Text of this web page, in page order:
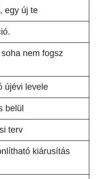
egy új te
nem fogsz
újévi levele
belül
terv
kiárusítás